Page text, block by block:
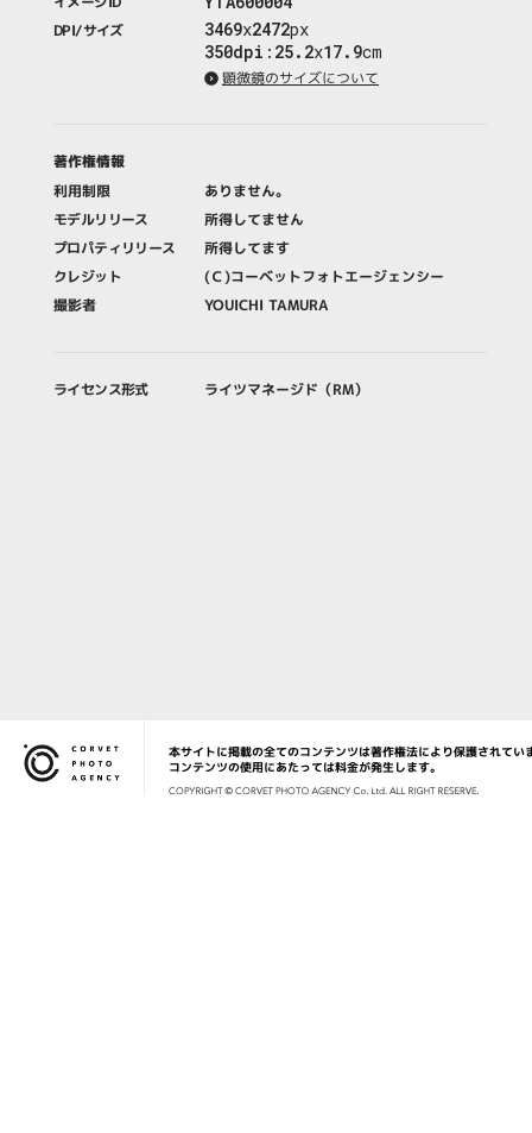
DPI/サイズ 3469x2472px
350dpi : 25.2x17.9cm
顕微鏡のサイズについて
著作権情報
利用制限
ありません。
モデルリリース
所得してません
プロパティリリース
所得してます
クレジット
(Ｃ)コーベットフォトエージェンシー
撮影者
YOUICHI TAMURA
ライセンス形式 ライツマネージド（RM）
Corvet Photo Agency
本サイトに掲載の全てのコンテンツは著作権法により保護されてい
コンテンツの使用にあたっては料金が発生します。